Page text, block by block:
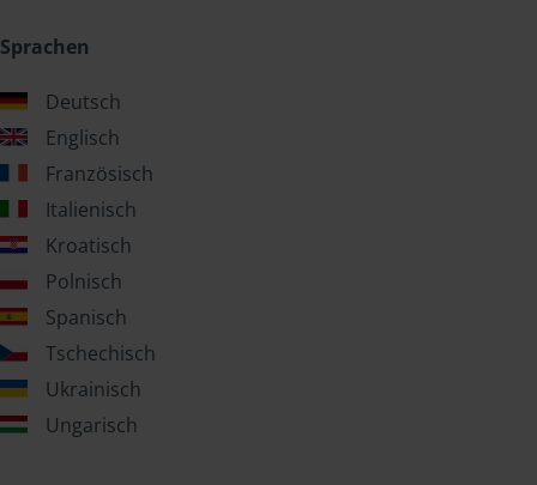
Sprachen
Deutsch
Englisch
Französisch
Italienisch
Kroatisch
Polnisch
Spanisch
Tschechisch
Ukrainisch
Ungarisch